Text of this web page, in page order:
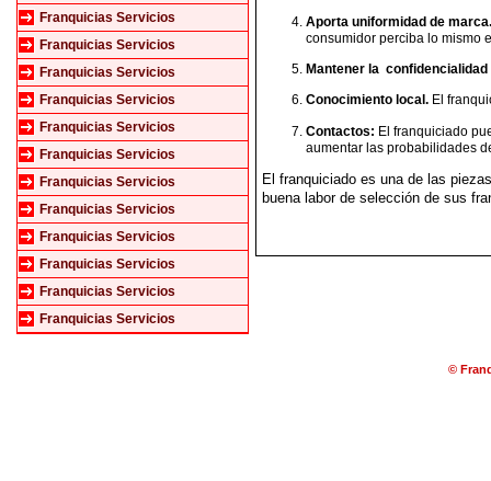
Franquicias Servicios
Franquicias Servicios
Franquicias Servicios
Franquicias Servicios
Franquicias Servicios
Franquicias Servicios
Franquicias Servicios
Franquicias Servicios
Franquicias Servicios
Franquicias Servicios
Franquicias Servicios
Franquicias Servicios
Aporta uniformidad de marca.
consumidor perciba lo mismo
Mantener la confidencialidad
Conocimiento local. El
Contactos: El franquiciado
aumentar las probabilidades
El franquiciado es una de las
buena labor de selección de sus
©